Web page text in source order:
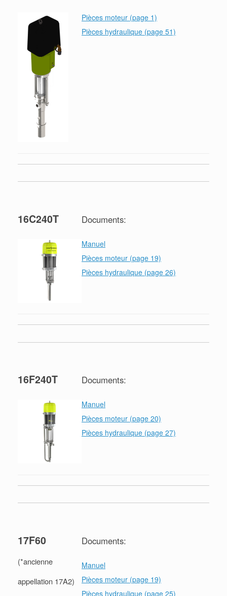
Pièces moteur (page 1)
Pièces hydraulique (page 51)
16C240T Documents:
Manuel
Pièces moteur (page 19)
Pièces hydraulique (page 26)
16F240T Documents:
Manuel
Pièces moteur (page 20)
Pièces hydraulique (page 27)
17F60
(*ancienne
appellation 17A2)
Documents:
Manuel
Pièces moteur (page 19)
Pièces hydraulique (page 25)